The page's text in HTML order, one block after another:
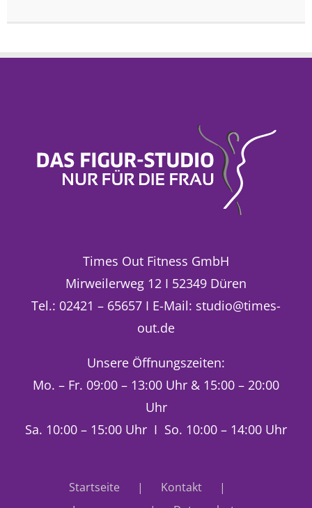
Times Out Fitness GmbH
Mirweilerweg 12 I 52349 Düren
Tel.: 02421 – 65657 I E-Mail: studio@times-
out.de
Unsere Öffnungszeiten:
Mo. – Fr. 09:00 – 13:00 Uhr & 15:00 – 20:00
Uhr
Sa. 10:00 – 15:00 Uhr I So. 10:00 – 14:00 Uhr
Startseite
Kontakt